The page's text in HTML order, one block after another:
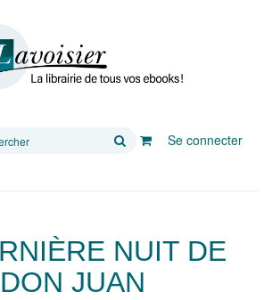
Rechercher
Se connecter
NUIT DE
DON JUAN